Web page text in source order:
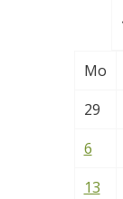
Mo
29
6
13